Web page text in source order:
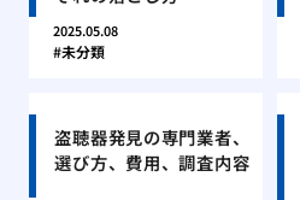
2025.05.08
未分類
盗聴器発見の専門業者、
選び方、費用、調査内容